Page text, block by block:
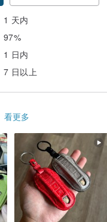
1 天内
97%
1 日内
7 日以上
看更多